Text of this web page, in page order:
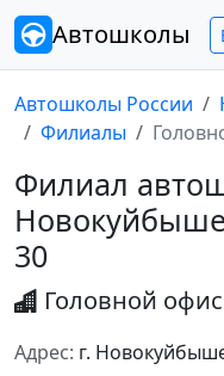
Автошколы
Автошколы России
Филиалы
Филиал
30
Головной офис
Адрес: г.